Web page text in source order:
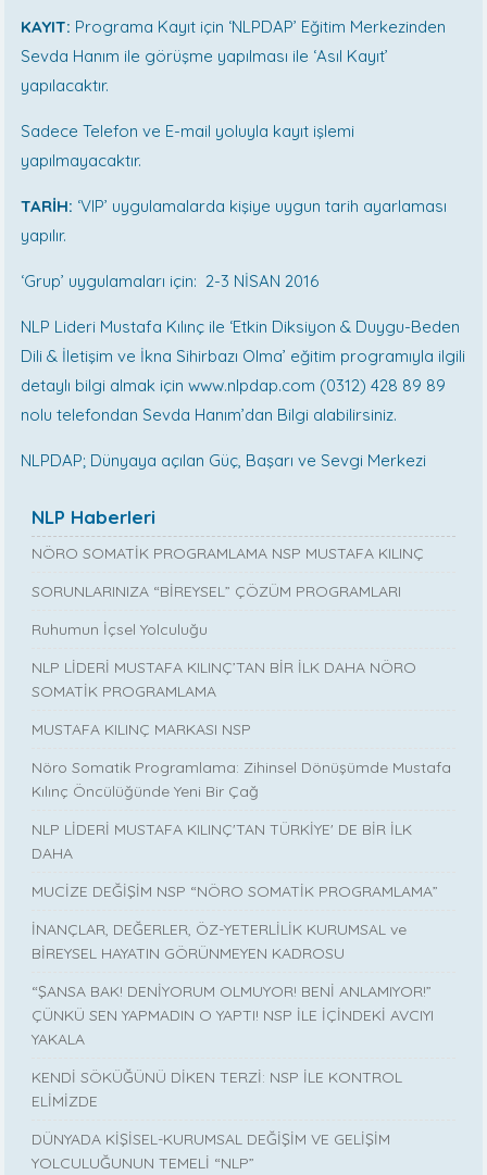
KAYIT: Programa Kayıt için ‘NLPDAP’ Eğitim Merkezinden
Sevda Hanım ile görüşme yapılması ile ‘Asıl Kayıt’
yapılacaktır.
Sadece Telefon ve E-mail yoluyla kayıt işlemi
yapılmayacaktır.
TARİH: ‘VIP’ uygulamalarda kişiye uygun tarih ayarlaması
yapılır.
‘Grup’ uygulamaları için: 2-3 NİSAN 2016
NLP Lideri Mustafa Kılınç ile ‘Etkin Diksiyon & Duygu-Beden
Dili & İletişim ve İkna Sihirbazı Olma’ eğitim programıyla ilgili
detaylı bilgi almak için www.nlpdap.com (0312) 428 89 89
nolu telefondan Sevda Hanım’dan Bilgi alabilirsiniz.
NLPDAP; Dünyaya açılan Güç, Başarı ve Sevgi Merkezi
NLP Haberleri
NÖRO SOMATİK PROGRAMLAMA NSP MUSTAFA KILINÇ
SORUNLARINIZA “BİREYSEL” ÇÖZÜM PROGRAMLARI
Ruhumun İçsel Yolculuğu
NLP LİDERİ MUSTAFA KILINÇ’TAN BİR İLK DAHA NÖRO
SOMATİK PROGRAMLAMA
MUSTAFA KILINÇ MARKASI NSP
Nöro Somatik Programlama: Zihinsel Dönüşümde Mustafa
Kılınç Öncülüğünde Yeni Bir Çağ
NLP LİDERİ MUSTAFA KILINÇ'TAN TÜRKİYE' DE BİR İLK
DAHA
MUCİZE DEĞİŞİM NSP “NÖRO SOMATİK PROGRAMLAMA”
İNANÇLAR, DEĞERLER, ÖZ-YETERLİLİK KURUMSAL ve
BİREYSEL HAYATIN GÖRÜNMEYEN KADROSU
“ŞANSA BAK! DENİYORUM OLMUYOR! BENİ ANLAMIYOR!”
ÇÜNKÜ SEN YAPMADIN O YAPTI! NSP İLE İÇİNDEKİ AVCIYI
YAKALA
KENDİ SÖKÜĞÜNÜ DİKEN TERZİ: NSP İLE KONTROL
ELİMİZDE
DÜNYADA KİŞİSEL-KURUMSAL DEĞİŞİM VE GELİŞİM
YOLCULUĞUNUN TEMELİ “NLP”